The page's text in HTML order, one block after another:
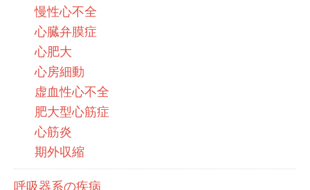
慢性心不全
心臓弁膜症
心肥大
心房細動
虚血性心不全
肥大型心筋症
心筋炎
期外収縮
呼吸器系の疾病